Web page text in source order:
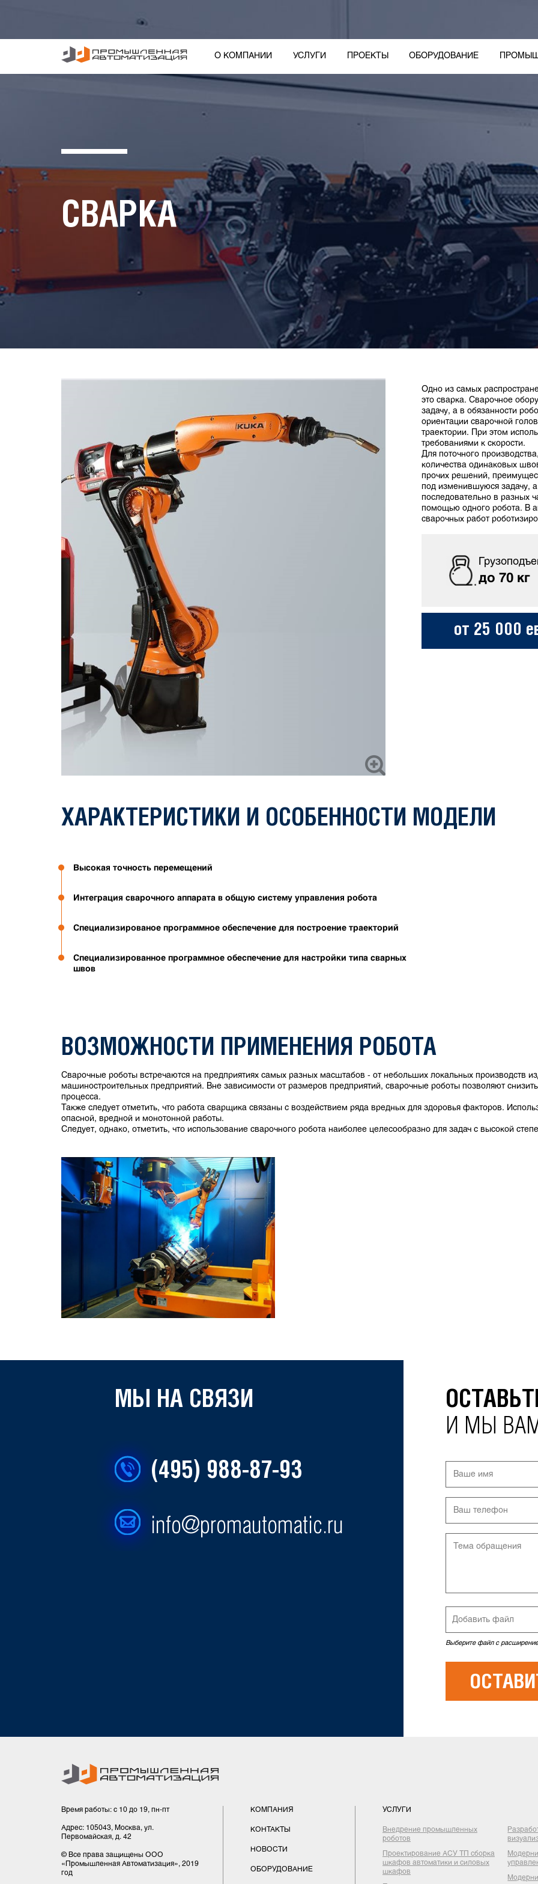
О КОМПАНИИ УСЛУГИ ПРОЕКТЫ ОБОРУДОВАНИЕ
СВАРКА
Одно из самых
это сварка. Сварочное
задачу, а в обязанности
ориентации сварочной
траектории. При этом
требованиями к скорости.
Для поточного
количества одинаковых
прочих решений,
под изменившуюся задачу,
последовательно в разных
помощью одного робота. В
сварочных работ
до 70 кг
от 25 000
ХАРАКТЕРИСТИКИ И ОСОБЕННОСТИ МОДЕЛИ
Высокая точность перемещений
Интеграция сварочного аппарата в общую систему управления робота
Специализированое программное обеспечение для построение траекторий
Специализированное программное обеспечение для настройки типа сварных
швов
ВОЗМОЖНОСТИ ПРИМЕНЕНИЯ РОБОТА
Сварочные роботы встречаются на предприятиях самых разных масштабов - от небольших локальных производств
машиностроительных предприятий. Вне зависимости от размеров предприятий, сварочные роботы позволяют
процесса.
Также следует отметить, что работа сварщика связаны с воздействием ряда вредных для здоровья факторов.
опасной, вредной и монотонной работы.
Следует, однако, отметить, что использование сварочного робота наиболее целесообразно для задач с высокой
МЫ НА СВЯЗИ
(495) 988-87-93
info@promautomatic.ru
И МЫ
Добавить файл
Выберите файл с
Время работы: с 10 до 19, пн-пт
Адрес: 105043, Москва, ул.
Первомайская, д. 42
© Все права защищены ООО
«Промышленная Автоматизация», 2019
год
КОМПАНИЯ
КОНТАКТЫ
НОВОСТИ
ОБОРУДОВАНИЕ
УСЛУГИ
Внедрение промышленных
роботов
Проектирование АСУ ТП сборка
шкафов автоматики и силовых
шкафов